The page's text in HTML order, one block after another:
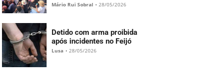
Mário Rui Sobral • 28/05/2026
Detido com arma proibida
após incidentes no Feijó
Lusa • 28/05/2026